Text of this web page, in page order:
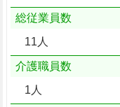
総従業員数
11人
介護職員数
1人